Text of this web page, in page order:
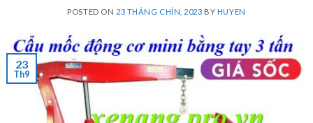
POSTED ON 23 THÁNG CHÍN, 2023 BY HUYEN
23
Th9